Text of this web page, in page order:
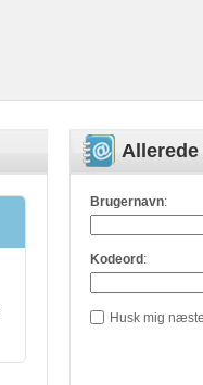
Allerede
Brugernavn:
Kodeord :
Husk mig